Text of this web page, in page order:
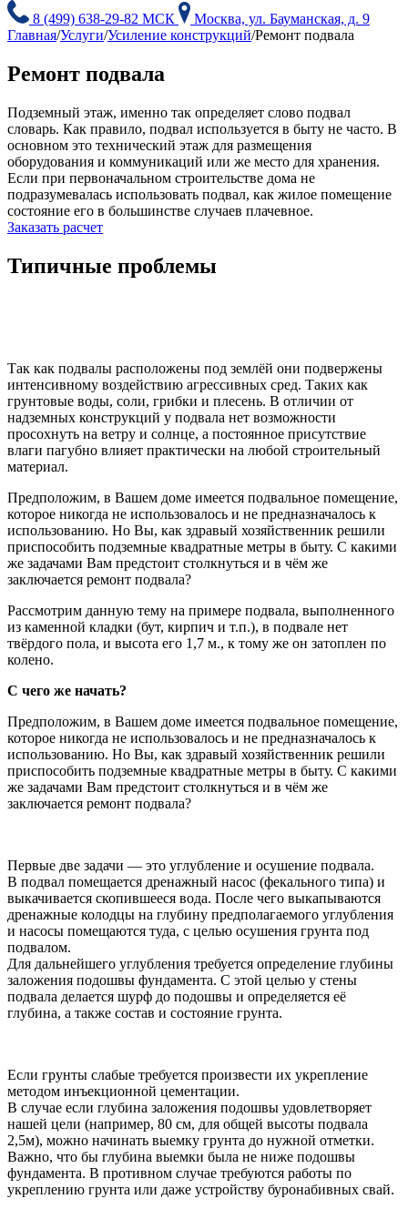
8 (499) 638-29-82 МСК
Москва, ул. Бауманская, д. 9
Главная/Услуги/Усиление конструкций/Ремонт подвала
Ремонт подвала
Подземный этаж, именно так определяет слово подвал
словарь. Как правило, подвал используется в быту не часто. В
основном это технический этаж для размещения
оборудования и коммуникаций или же место для хранения.
Если при первоначальном строительстве дома не
подразумевалась использовать подвал, как жилое помещение
состояние его в большинстве случаев плачевное.
Заказать расчет
Типичные проблемы
Так как подвалы расположены под землёй они подвержены
интенсивному воздействию агрессивных сред. Таких как
грунтовые воды, соли, грибки и плесень. В отличии от
надземных конструкций у подвала нет возможности
просохнуть на ветру и солнце, а постоянное присутствие
влаги пагубно влияет практически на любой строительный
материал.
Предположим, в Вашем доме имеется подвальное помещение,
которое никогда не использовалось и не предназначалось к
использованию. Но Вы, как здравый хозяйственник решили
приспособить подземные квадратные метры в быту. С какими
же задачами Вам предстоит столкнуться и в чём же
заключается ремонт подвала?
Рассмотрим данную тему на примере подвала, выполненного
из каменной кладки (бут, кирпич и т.п.), в подвале нет
твёрдого пола, и высота его 1,7 м., к тому же он затоплен по
колено.
С чего же начать?
Предположим, в Вашем доме имеется подвальное помещение,
которое никогда не использовалось и не предназначалось к
использованию. Но Вы, как здравый хозяйственник решили
приспособить подземные квадратные метры в быту. С какими
же задачами Вам предстоит столкнуться и в чём же
заключается ремонт подвала?
Первые две задачи — это углубление и осушение подвала.
В подвал помещается дренажный насос (фекального типа) и
выкачивается скопившееся вода. После чего выкапываются
дренажные колодцы на глубину предполагаемого углубления
и насосы помещаются туда, с целью осушения грунта под
подвалом.
Для дальнейшего углубления требуется определение глубины
заложения подошвы фундамента. С этой целью у стены
подвала делается шурф до подошвы и определяется её
глубина, а также состав и состояние грунта.
Если грунты слабые требуется произвести их укрепление
методом инъекционной цементации.
В случае если глубина заложения подошвы удовлетворяет
нашей цели (например, 80 см, для общей высоты подвала
2,5м), можно начинать выемку грунта до нужной отметки.
Важно, что бы глубина выемки была не ниже подошвы
фундамента. В противном случае требуются работы по
укреплению грунта или даже устройству буронабивных свай.